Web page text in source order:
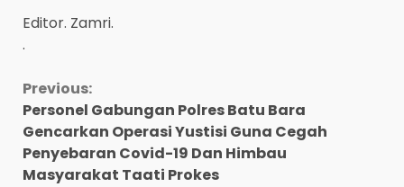
Editor. Zamri.
.
Continue
Reading
Previous:
Personel Gabungan Polres Batu Bara
Gencarkan Operasi Yustisi Guna Cegah
Penyebaran Covid-19 Dan Himbau
Masyarakat Taati Prokes